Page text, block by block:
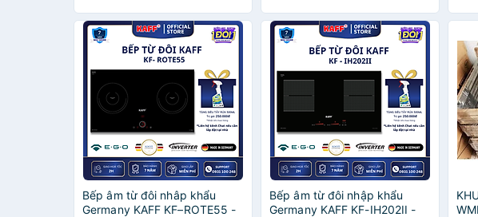
Bếp âm từ đôi nhâp khẩu
Germany KAFF KF–ROTE55 -
Bếp âm từ đôi nhập khẩu
Germany KAFF KF-IH202II -